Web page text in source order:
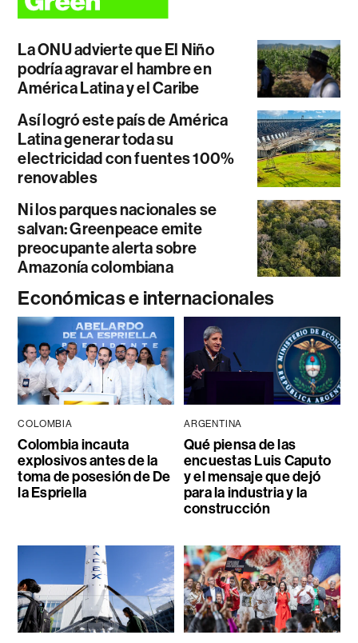
La ONU advierte que El Niño
podría agravar el hambre en
América Latina y el Caribe
Así logró este país de América
Latina generar toda su
electricidad con fuentes 100%
renovables
Ni los parques nacionales se
salvan: Greenpeace emite
preocupante alerta sobre
Amazonía colombiana
Económicas e internacionales
COLOMBIA
Colombia incauta
explosivos antes de la
toma de posesión de De
la Espriella
ARGENTINA
Qué piensa de las
encuestas Luis Caputo
y el mensaje que dejó
para la industria y la
construcción